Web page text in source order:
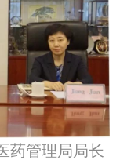
局局长